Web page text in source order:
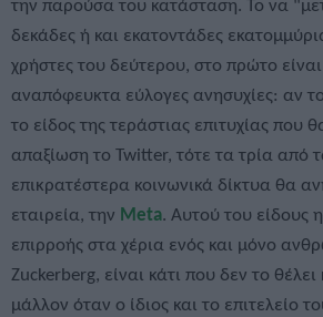
την παρούσα του κατάσταση. Το να
δεκάδες ή και εκατοντάδες
χρήστες του δεύτερου, στο πρώτο
αναπόφευκτα εύλογες ανησυχίες: αν
το είδος της τεράστιας επιτυχίας που
απαξίωση το Twitter, τότε τα τρία από
επικρατέστερα κοινωνικά δίκτυα θα
εταιρεία, την Meta. Αυτού του είδους
επιρροής στα χέρια ενός και μόνο
Zuckerberg, είναι κάτι που δεν το
μάλλον όταν ο ίδιος και το επιτελείο